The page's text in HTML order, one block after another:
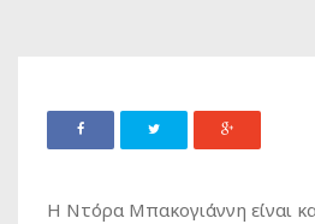
Η Ντόρα Μπακογιάννη είναι